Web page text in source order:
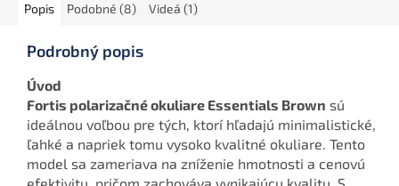
Popis Podobné (8) Videá (1)
Podrobný popis
Úvod
Fortis polarizačné okuliare Essentials Brown sú
ideálnou voľbou pre tých, ktorí hľadajú minimalistické,
ľahké a napriek tomu vysoko kvalitné okuliare. Tento
model sa zameriava na zníženie hmotnosti a cenovú